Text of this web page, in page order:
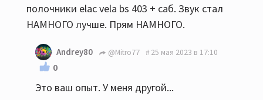
полочники elac vela bs 403 + саб. Звук стал
НАМНОГО лучше. Прям НАМНОГО.
Andrey80 @Mitro77 25 мая 2023 в 17:10
0
Это ваш опыт. У меня другой...